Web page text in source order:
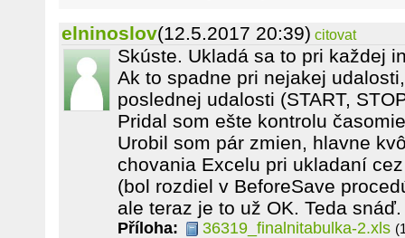
elninoslov(12.5.2017 20:39) citovat
Skúste. Ukladá sa to pri každej
Ak to spadne pri nejakej
poslednej udalosti (START,
Pridal som ešte kontrolu
Urobil som pár zmien, hlavne
chovania Excelu pri ukladaní
(bol rozdiel v BeforeSave
ale teraz je to už OK. Teda
Příloha: 36319_finalnitabulka-2.xls